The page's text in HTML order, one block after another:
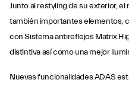
Junto al restyling de su exterior,
también importantes elementos,
con Sistema antireflejos Matrix
distintiva así como una mejor
Nuevas funcionalidades ADAS